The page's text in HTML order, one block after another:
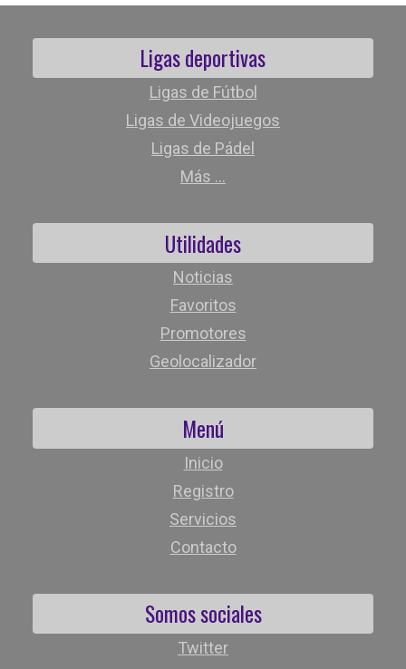
Ligas deportivas
Ligas de Fútbol
Ligas de Videojuegos
Ligas de Pádel
Más ...
Utilidades
Noticias
Favoritos
Promotores
Geolocalizador
Menú
Inicio
Registro
Servicios
Contacto
Somos sociales
Twitter